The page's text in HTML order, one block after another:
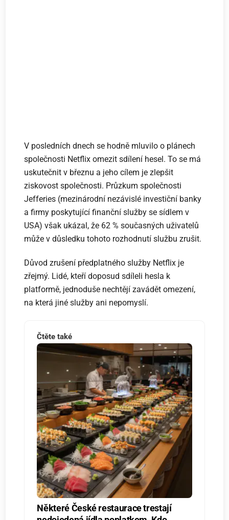
V posledních dnech se hodně mluvilo o plánech
společnosti Netflix omezit sdílení hesel. To se má
uskutečnit v březnu a jeho cílem je zlepšit
ziskovost společnosti. Průzkum společnosti
Jefferies (mezinárodní nezávislé investiční banky
a firmy poskytující finanční služby se sídlem v
USA) však ukázal, že 62 % současných uživatelů
může v důsledku tohoto rozhodnutí službu zrušit.
Důvod zrušení předplatného služby Netflix je
zřejmý. Lidé, kteří doposud sdíleli hesla k
platformě, jednoduše nechtějí zavádět omezení,
na která jiné služby ani nepomyslí.
Čtěte také
Některé České restaurace trestají